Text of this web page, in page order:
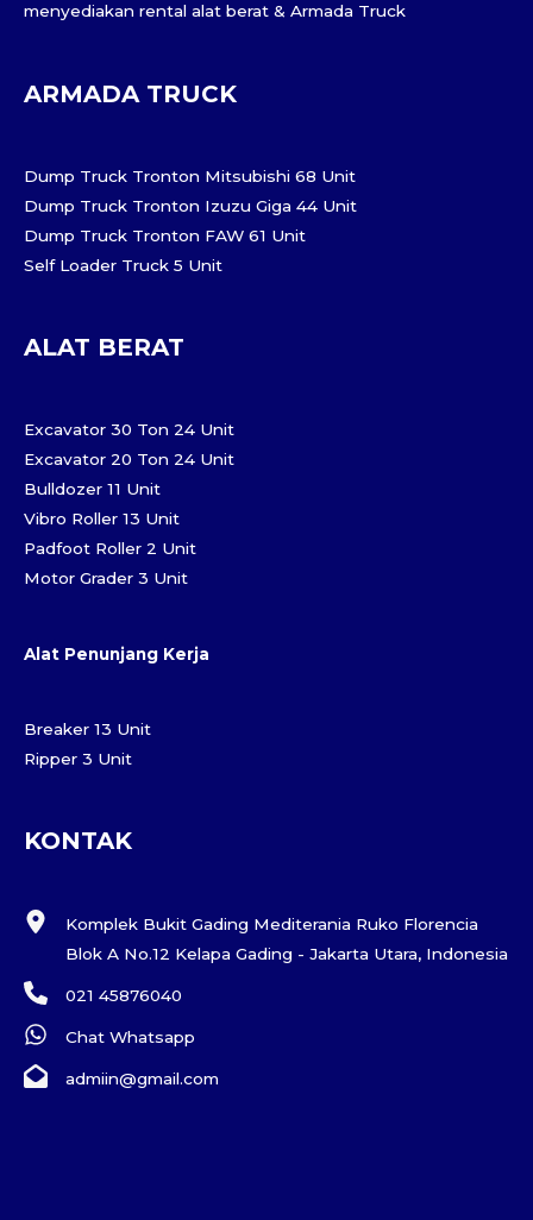
menyediakan rental alat berat & Armada Truck
ARMADA TRUCK
Dump Truck Tronton Mitsubishi 68 Unit
Dump Truck Tronton Izuzu Giga 44 Unit
Dump Truck Tronton FAW 61 Unit
Self Loader Truck 5 Unit
ALAT BERAT
Excavator 30 Ton 24 Unit
Excavator 20 Ton 24 Unit
Bulldozer 11 Unit
Vibro Roller 13 Unit
Padfoot Roller 2 Unit
Motor Grader 3 Unit
Alat Penunjang Kerja
Breaker 13 Unit
Ripper 3 Unit
KONTAK
Komplek Bukit Gading Mediterania Ruko Florencia
Blok A No.12 Kelapa Gading - Jakarta Utara, Indonesia
021 45876040
Chat Whatsapp
admiin@gmail.com